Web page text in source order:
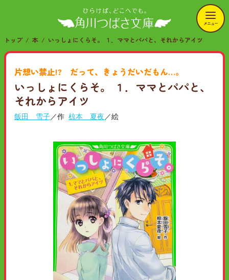
メニュー
トップ 本 いっしょにくらそ。 １．ママとパパと、それからアイツ
片想い禁止!? だって、きょうだいだもん…。
いっしょにくらそ。 １．ママとパパと、
それからアイツ
飯田 雪子／作 椋本 夏夜 ／絵